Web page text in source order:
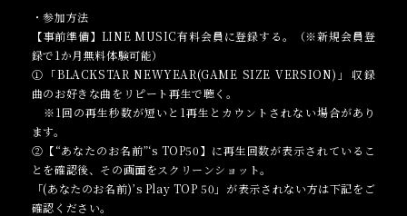
・参加方法
【事前準備】LINE MUSIC有料会員に登録する。（※新規会員登
録で1か月無料体験可能）
①「BLACKSTAR NEWYEAR(GAME SIZE VERSION)」収録
曲のお好きな曲をリピート再生で聴く。
※1回の再生秒数が短いと1再生とカウントされない場合があり
ます。
②【“あなたのお名前”‘s TOP50】に再生回数が表示されているこ
とを確認後、その画面をスクリーンショット。
「(あなたのお名前)’s Play TOP 50」が表示されない方は下記をご
確認ください。